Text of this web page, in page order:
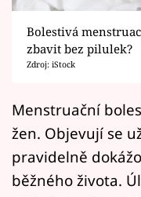
Filmový
Pořady
Přihlášení
Bolestivá
zbavit bez pilulek?
Zdroj: iStock
Menstruační
žen. Objevují se
pravidelně
běžného života.